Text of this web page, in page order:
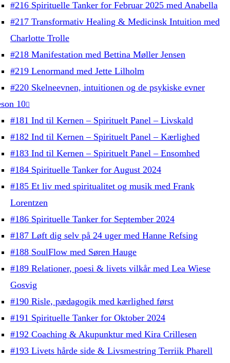
#216 Spirituelle Tanker for Februar 2025 med Anabella
#217 Transformativ Healing & Medicinsk Intuition med
Charlotte Trolle
#218 Manifestation med Bettina Møller Jensen
#219 Lenormand med Jette Lilholm
#220 Skelneevnen, intuitionen og de psykiske evner
10
#181 Ind til Kernen – Spirituelt Panel – Livskald
#182 Ind til Kernen – Spirituelt Panel – Kærlighed
#183 Ind til Kernen – Spirituelt Panel – Ensomhed
#184 Spirituelle Tanker for August 2024
#185 Et liv med spiritualitet og musik med Frank
Lorentzen
#186 Spirituelle Tanker for September 2024
#187 Løft dig selv på 24 uger med Hanne Refsing
#188 SoulFlow med Søren Hauge
#189 Relationer, poesi & livets vilkår med Lea Wiese
Gosvig
#190 Risle, pædagogik med kærlighed først
#191 Spirituelle Tanker for Oktober 2024
#192 Coaching & Akupunktur med Kira Crillesen
#193 Livets hårde side & Livsmestring Terriik Pharell